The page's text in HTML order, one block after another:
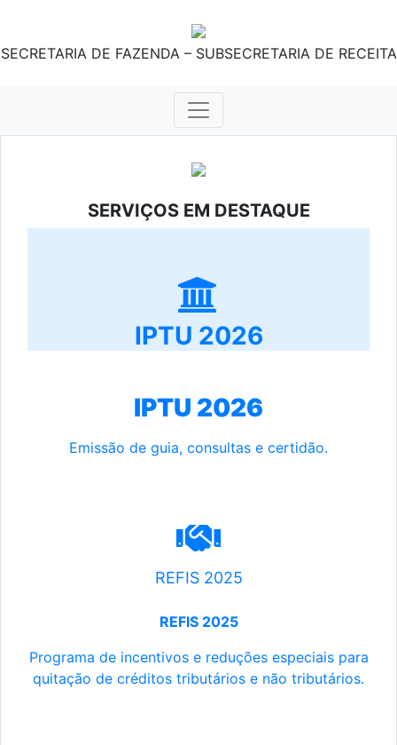
SECRETARIA DE FAZENDA – SUBSECRETARIA DE RECEITA
SERVIÇOS EM DESTAQUE
IPTU 2026
IPTU 2026
Emissão de guia, consultas e certidão.
REFIS 2025
REFIS 2025
Programa de incentivos e reduções especiais para
quitação de créditos tributários e não tributários.